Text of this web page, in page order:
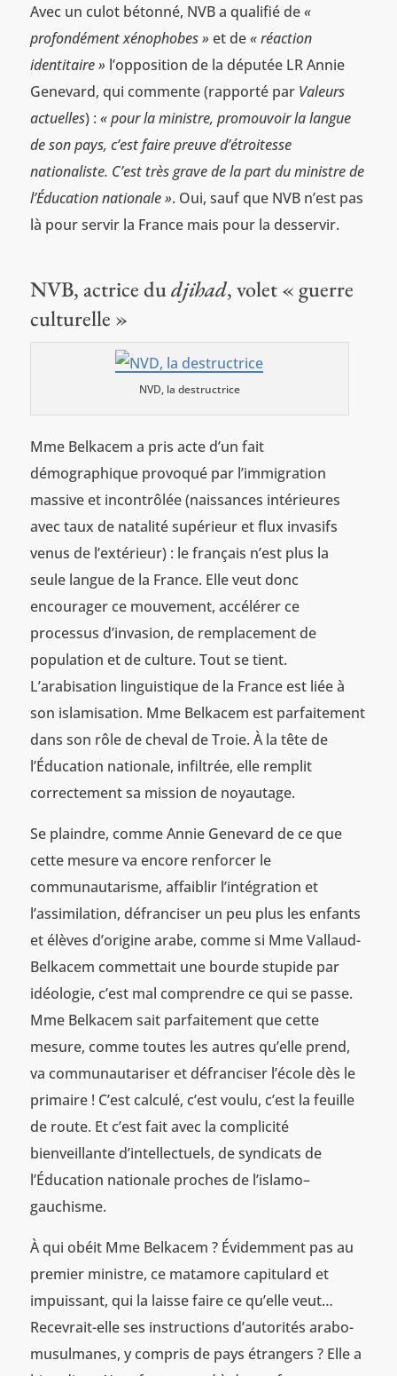
Avec un culot bétonné, NVB a qualifié de«
profondément xénophobes » et de« réaction
identitaire » l’opposition de la députée LR Annie
Genevard, qui commente (rapporté par Valeurs
actuelles) : « pour la ministre, promouvoir la langue
de son pays, c’est faire preuve d’étroitesse
nationaliste. C’est très grave de la part du ministre de
l’Éducation nationale ». Oui, sauf que NVB n’est pas
là pour servir la France mais pour la desservir.
NVB, actrice dudjihad, volet « guerre
culturelle »
NVD, la destructrice
Mme Belkacem a pris acte d’un fait
démographique provoqué par l’immigration
massive et incontrôlée (naissances intérieures
avec taux de natalité supérieur et flux invasifs
venus de l’extérieur) : le français n’est plus la
seule langue de la France. Elle veut donc
encourager ce mouvement, accélérer ce
processus d’invasion, de remplacement de
population et de culture. Tout se tient.
L’arabisation linguistique de la France est liée à
son islamisation. Mme Belkacem est parfaitement
dans son rôle de cheval de Troie. À la tête de
l’Éducation nationale, infiltrée, elle remplit
correctement sa mission de noyautage.
Se plaindre, comme Annie Genevard de ce que
cette mesure va encore renforcer le
communautarisme, affaiblir l’intégration et
l’assimilation, défranciser un peu plus les enfants
et élèves d’origine arabe, comme si Mme Vallaud-
Belkacem commettait une bourde stupide par
idéologie, c’est mal comprendre ce qui se passe.
Mme Belkacem sait parfaitement que cette
mesure, comme toutes les autres qu’elle prend,
va communautariser et défranciser l’école dès le
primaire ! C’est calculé, c’est voulu, c’est la feuille
de route. Et c’est fait avec la complicité
bienveillante d’intellectuels, de syndicats de
l’Éducation nationale proches de l’islamo–
gauchisme.
À qui obéit Mme Belkacem ? Évidemment pas au
premier ministre, ce matamore capitulard et
impuissant, qui la laisse faire ce qu’elle veut…
Recevrait-elle ses instructions d’autorités arabo-
musulmanes, y compris de pays étrangers ? Elle a